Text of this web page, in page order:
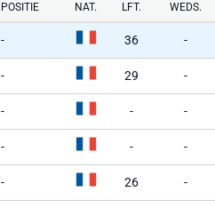
POSITIE NAT. LFT. WEDS.
- 36 -
- 29 -
- - -
- - -
- 26 -